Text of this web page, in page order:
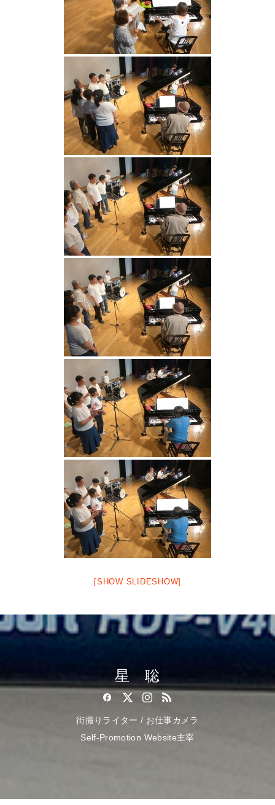
[SHOW SLIDESHOW]
星 聡
街撮りライター / お仕事カメラ
Self-Promotion Website主宰